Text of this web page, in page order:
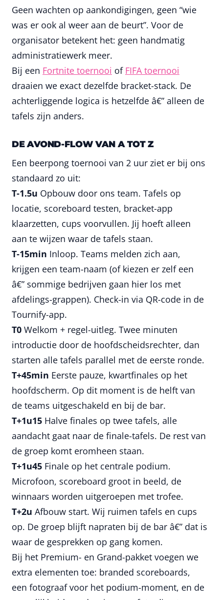
Geen wachten op aankondigingen, geen “wie
was er ook al weer aan de beurt”. Voor de
organisator betekent het: geen handmatig
administratiewerk meer.
Bij een Fortnite toernooi of FIFA toernooi
draaien we exact dezelfde bracket-stack. De
achterliggende logica is hetzelfde â€” alleen de
tafels zijn anders.
DE AVOND-FLOW VAN A TOT Z
Een beerpong toernooi van 2 uur ziet er bij ons
standaard zo uit:
T-1.5u Opbouw door ons team. Tafels op
locatie, scoreboard testen, bracket-app
klaarzetten, cups voorvullen. Jij hoeft alleen
aan te wijzen waar de tafels staan.
T-15min Inloop. Teams melden zich aan,
krijgen een team-naam (of kiezen er zelf een
â€” sommige bedrijven gaan hier los met
afdelings-grappen). Check-in via QR-code in de
Tournify-app.
T0 Welkom + regel-uitleg. Twee minuten
introductie door de hoofdscheidsrechter, dan
starten alle tafels parallel met de eerste ronde.
T+45min Eerste pauze, kwartfinales op het
hoofdscherm. Op dit moment is de helft van
de teams uitgeschakeld en bij de bar.
T+1u15 Halve finales op twee tafels, alle
aandacht gaat naar de finale-tafels. De rest van
de groep komt eromheen staan.
T+1u45 Finale op het centrale podium.
Microfoon, scoreboard groot in beeld, de
winnaars worden uitgeroepen met trofee.
T+2u Afbouw start. Wij ruimen tafels en cups
op. De groep blijft napraten bij de bar â€” dat is
waar de gesprekken op gang komen.
Bij het Premium- en Grand-pakket voegen we
extra elementen toe: branded scoreboards,
een fotograaf voor het podium-moment, en de